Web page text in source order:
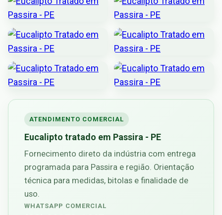
ATENDIMENTO COMERCIAL
Eucalipto tratado em Passira - PE
Fornecimento direto da indústria com entrega
programada para Passira e região. Orientação
técnica para medidas, bitolas e finalidade de
uso.
WHATSAPP COMERCIAL